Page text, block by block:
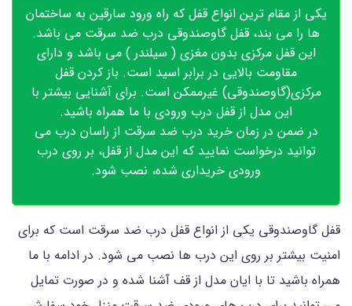
یکی از مقام ترین انواع قفل که راه ورود سارقین به ساختمان
ها را می بند، قفل گاوصندوقی درب ضد سرقت می باشد.
این قفل مرکزی بدون مغزی ( سیلندر ) می باشد و دارای
مقاومت بالایی در برابر اسید است. باز کردن قفل
مرکزی(گاوصندوقی) غیرممکن است. برای آشنایی بیشتر با
این مدل از قفل درب ورودی با ما همراه باشید.
در ضمن در زمان خرید درب ضد سرقت از راسان درب می
توانید درخواست نمایید که این مدل از قفل، بر روی درب
ورودی خریداری شده، نصب شود.
قفل گاوصندوقی یکی از انواع قفل درب ضد سرقت است که برای
امنیت بیشتر بر روی این درب ها نصب می شود. در ادامه با ما
همراه باشید تا با ایان مدل از قف آشنا شده و در صورت تمایل